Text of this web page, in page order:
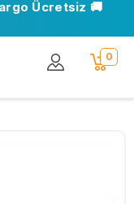
Ücretsiz 🚚
0